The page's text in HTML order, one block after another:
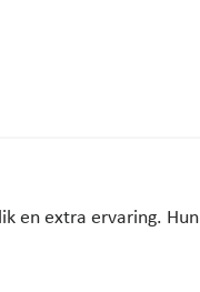
en extra ervaring. Hun